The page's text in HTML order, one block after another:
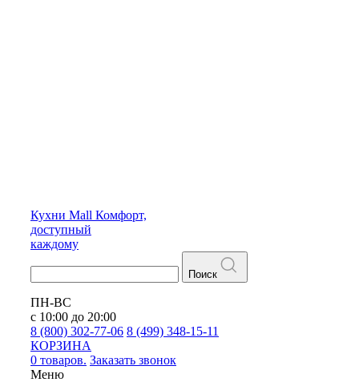
Кухни Mall Комфорт,
доступный
каждому
Поиск
ПН-ВС
с 10:00 до 20:00
8 (800) 302-77-06 8 (499) 348-15-11
КОРЗИНА
0 товаров. Заказать звонок
Меню